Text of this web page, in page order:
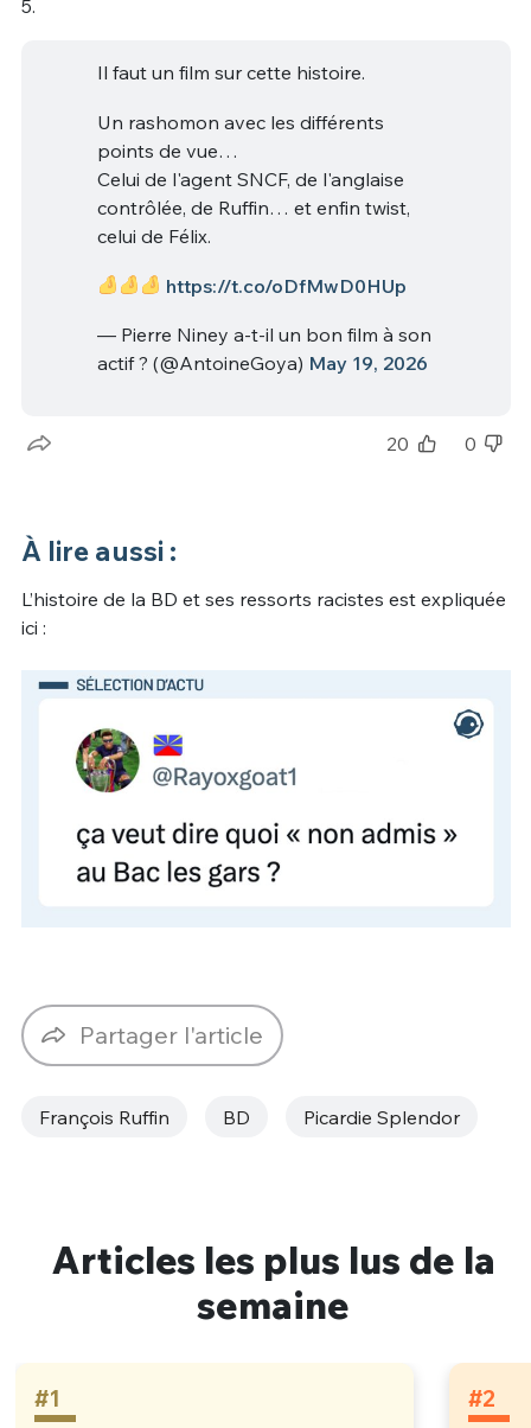
5.
Il faut un film sur cette histoire.
Un rashomon avec les différents
points de vue…
Celui de l'agent SNCF, de l'anglaise
contrôlée, de Ruffin… et enfin twist,
celui de Félix.
https://t.co/oDfMwD0HUp
— Pierre Niney a-t-il un bon film à son
actif ? (@AntoineGoya) May 19, 2026
20 0
À lire aussi :
L’histoire de la BD et ses ressorts racistes est expliquée
ici :
Partager l'article
François Ruffin BD Picardie Splendor
Articles les plus lus de la
semaine
#1 #2